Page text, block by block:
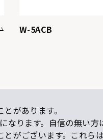
W-5ACB
があります。
ります。自信の無い方
がございます。これら